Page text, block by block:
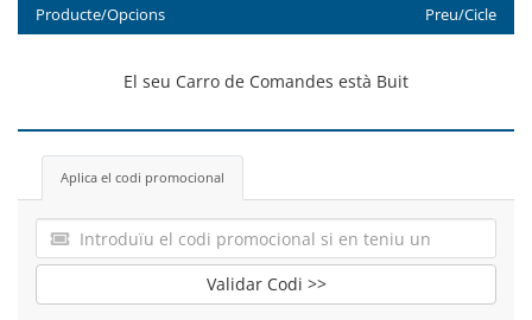
Producte/Opcions Preu/Cicle
El seu Carro de Comandes està Buit
Aplica el codi promocional
Validar Codi >>